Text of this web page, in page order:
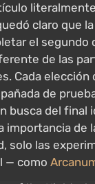
claro que
el segundo
de las
Cada elección
de
busca del final
importancia de
solo las
— como